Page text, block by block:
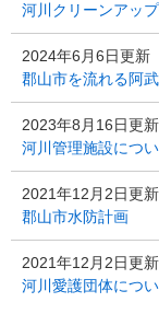
河川クリーンアッ
2024年6月6日更新
郡山市を流れる阿
2023年8月16日更新
河川管理施設につ
2021年12月2日更新
郡山市水防計画
2021年12月2日更新
河川愛護団体につ